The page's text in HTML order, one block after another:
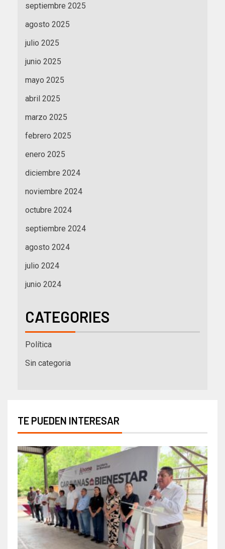
septiembre 2025
agosto 2025
julio 2025
junio 2025
mayo 2025
abril 2025
marzo 2025
febrero 2025
enero 2025
diciembre 2024
noviembre 2024
octubre 2024
septiembre 2024
agosto 2024
julio 2024
junio 2024
CATEGORIES
Política
Sin categoria
TE PUEDEN INTERESAR